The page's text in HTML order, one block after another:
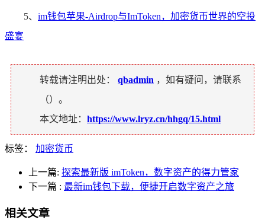
5、 im钱包苹果-Airdrop与ImToken，加密货币世界的空投
盛宴
转载请注明出处： qbadmin ，如有疑问，请联系
（）。
本文地址： https://www.lryz.cn/hhgq/15.html
标签： 加密货币
上一篇: 探索最新版 imToken，数字资产的得力管家
下一篇 : 最新im钱包下载，便捷开启数字资产之旅
相关文章